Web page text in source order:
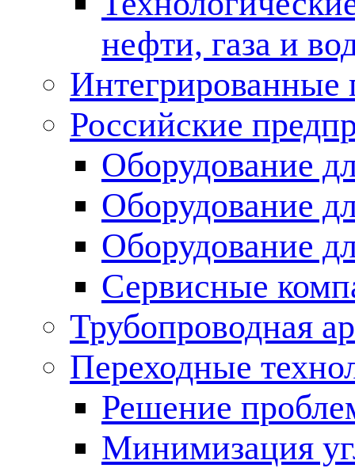
нефти, газа и
Российские
Оборудование
Оборудование
Оборудование
Сервисные
Трубопроводная
Переходные
Решение
Минимизация